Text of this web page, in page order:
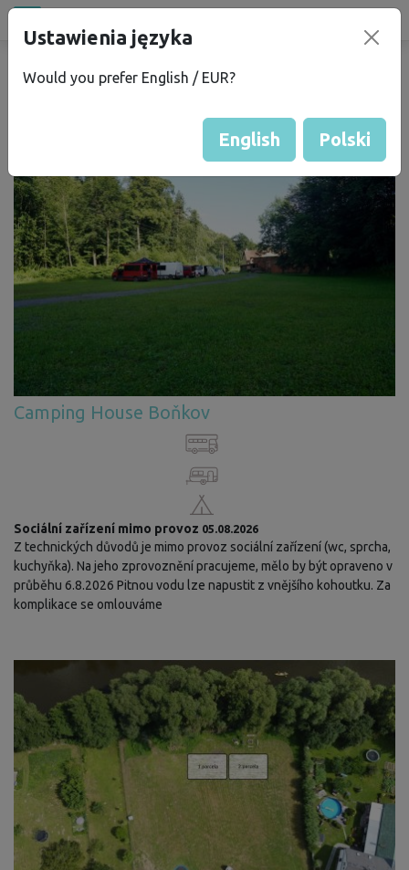
campu .eu
Aktualizacje
Camping House Boňkov
Sociální zařízení mimo provoz 05.08.2026
Z technických důvodů je mimo provoz sociální zařízení (wc, sprcha,
kuchyňka). Na jeho zprovoznění pracujeme, mělo by být opraveno v
průběhu 6.8.2026 Pitnou vodu lze napustit z vnějšího kohoutku. Za
komplikace se omlouváme
Ustawienia języka
Would you prefer English / EUR?
English Polski